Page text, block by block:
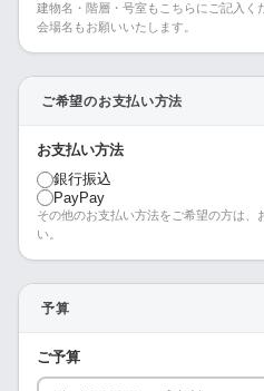
建物名・階層・号室もこちらにご記入く
会場名もお願いいたします。
ご希望のお支払い方法
お支払い方法
銀行振込
PayPay
その他のお支払い方法をご希望の方は、
い。
予算
ご予算